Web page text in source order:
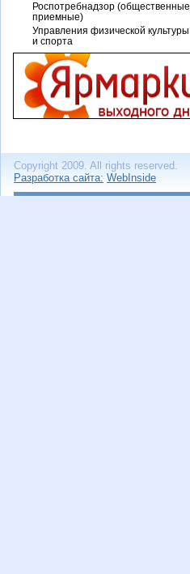
Роспотребнадзор (общественные
приемные)
Управления физической культуры
и спорта
Copyright 2009. All rights reserved.
Разработка сайта: WebInside